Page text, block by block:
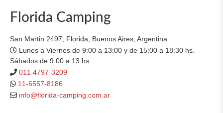
Florida Camping
San Martin 2497, Florida, Buenos Aires, Argentina
Lunes a Viernes de 9:00 a 13:00 y de 15:00 a 18:30 hs.
Sábados de 9:00 a 13 hs.
011 4797-3209
11-6557-8186
info@florida-camping.com.ar